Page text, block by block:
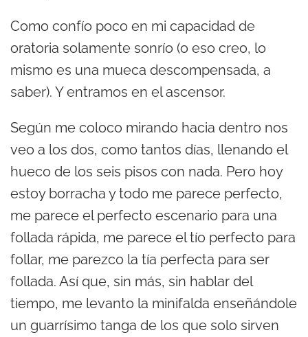
Como confío poco en mi capacidad de
oratoria solamente sonrío (o eso creo, lo
mismo es una mueca descompensada, a
saber). Y entramos en el ascensor.
Según me coloco mirando hacia dentro nos
veo a los dos, como tantos días, llenando el
hueco de los seis pisos con nada. Pero hoy
estoy borracha y todo me parece perfecto,
me parece el perfecto escenario para una
follada rápida, me parece el tío perfecto para
follar, me parezco la tía perfecta para ser
follada. Así que, sin más, sin hablar del
tiempo, me levanto la minifalda enseñándole
un guarrísimo tanga de los que solo sirven